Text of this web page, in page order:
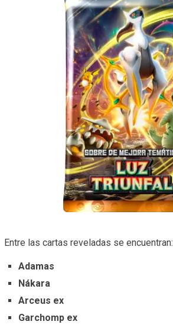
Entre las cartas reveladas se encuentran:
Adamas
Nákara
Arceus ex
Garchomp ex